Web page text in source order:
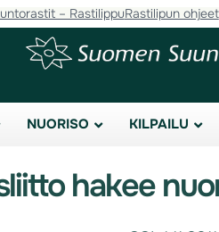
– RastilippuRastilipun ohjeet
NUORISO KILPAILU
hakee